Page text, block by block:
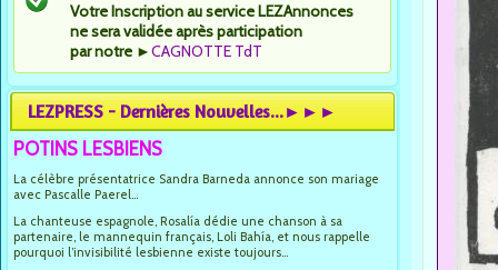
Votre Inscription au service LEZAnnonces
ne sera validée après participation
par notre ►CAGNOTTE TdT
LEZPRESS - Dernières Nouvelles...►►►
POTINS LESBIENS
La célèbre présentatrice Sandra Barneda annonce son mariage
avec Pascalle Paerel...
La chanteuse espagnole, Rosalía dédie une chanson à sa
partenaire, le mannequin français, Loli Bahía, et nous rappelle
pourquoi l’invisibilité lesbienne existe toujours...